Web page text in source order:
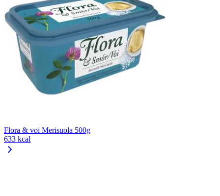
Flora & voi Merisuola 500g
633 kcal